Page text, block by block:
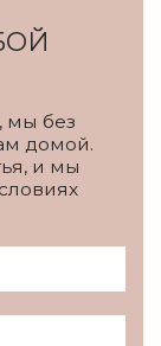
мы без
домой.
и мы